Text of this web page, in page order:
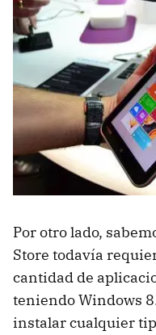
Por otro lado,
Store todavía
cantidad de
teniendo Windows
instalar cualquier